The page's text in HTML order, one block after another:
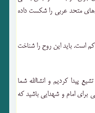
متحد عربی را شکست داده
است. باید این روح را شناخت
پیدا کردیم و انشاالله شما
برای امام و شهدایی باشید که